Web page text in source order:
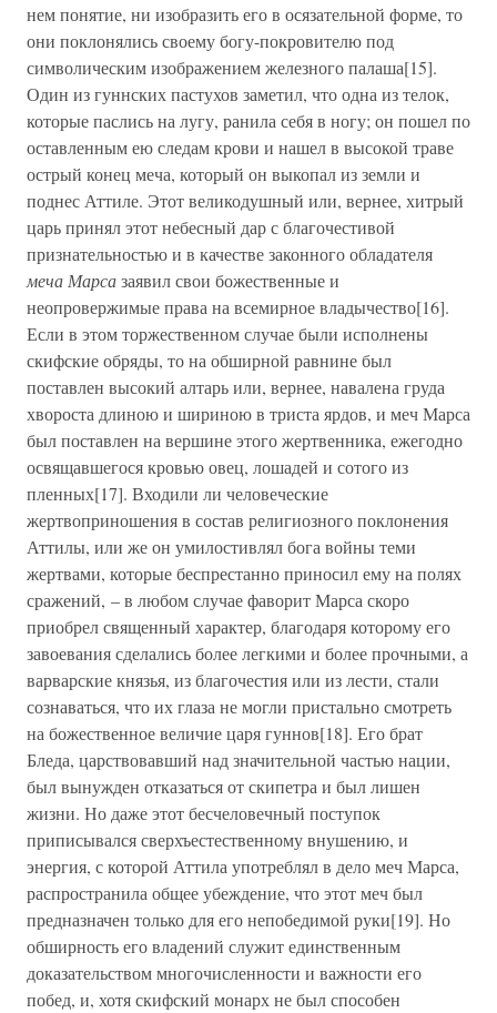
нем понятие, ни изобразить его в осязательной форме, то
они поклонялись своему богу-покровителю под
символическим изображением железного палаша[15].
Один из гуннских пастухов заметил, что одна из телок,
которые паслись на лугу, ранила себя в ногу; он пошел по
оставленным ею следам крови и нашел в высокой траве
острый конец меча, который он выкопал из земли и
поднес Аттиле. Этот великодушный или, вернее, хитрый
царь принял этот небесный дар с благочестивой
признательностью и в качестве законного обладателя
меча Марсазаявил свои божественные и
неопровержимые права на всемирное владычество[16].
Если в этом торжественном случае были исполнены
скифские обряды, то на обширной равнине был
поставлен высокий алтарь или, вернее, навалена груда
хвороста длиною и шириною в триста ярдов, и меч Марса
был поставлен на вершине этого жертвенника, ежегодно
освящавшегося кровью овец, лошадей и сотого из
пленных[17]. Входили ли человеческие
жертвоприношения в состав религиозного поклонения
Аттилы, или же он умилостивлял бога войны теми
жертвами, которые беспрестанно приносил ему на полях
сражений, – в любом случае фаворит Марса скоро
приобрел священный характер, благодаря которому его
завоевания сделались более легкими и более прочными, а
варварские князья, из благочестия или из лести, стали
сознаваться, что их глаза не могли пристально смотреть
на божественное величие царя гуннов[18]. Его брат
Бледа, царствовавший над значительной частью нации,
был вынужден отказаться от скипетра и был лишен
жизни. Но даже этот бесчеловечный поступок
приписывался сверхъестественному внушению, и
энергия, с которой Аттила употреблял в дело меч Марса,
распространила общее убеждение, что этот меч был
предназначен только для его непобедимой руки[19]. Но
обширность его владений служит единственным
доказательством многочисленности и важности его
побед, и, хотя скифский монарх не был способен